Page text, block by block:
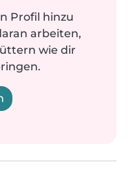
Profil hinzu
arbeiten,
wie dir